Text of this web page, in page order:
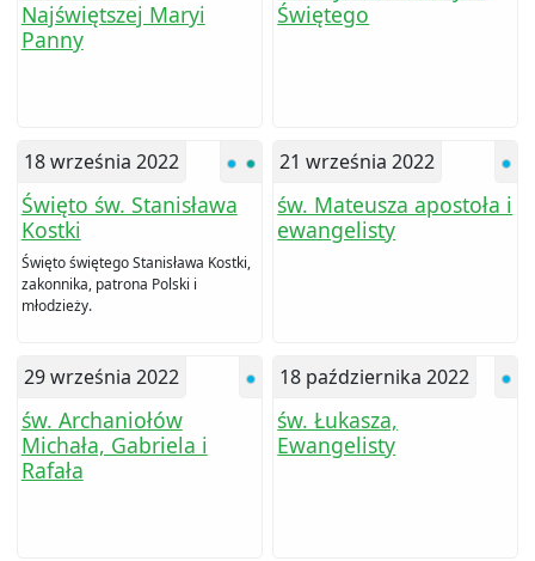
Najświętszej Maryi
Panny
Świętego
18 września 2022
Święto św. Stanisława
Kostki
Święto świętego Stanisława Kostki,
zakonnika, patrona Polski i
młodzieży.
21 września 2022
św. Mateusza apostoła i
ewangelisty
29 września 2022
św. Archaniołów
Michała, Gabriela i
Rafała
18 października 2022
św. Łukasza,
Ewangelisty